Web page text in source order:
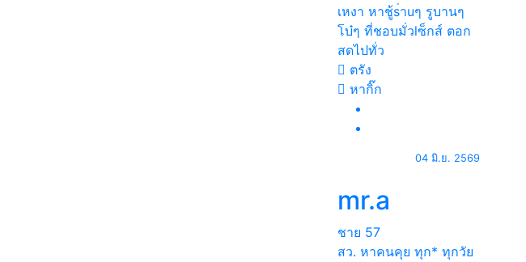
เหงา หาชู้s่าuๆ รูบานๆ
โบ๋ๆ ที่ชอบมั่วlซ็กส์ ตอก
สดไปทั่ว
ตรัง
หากิ๊ก
04 มิ.ย. 2569
mr.a
ชาย 57
สว. หาคนคุย ทุก* ทุกวัย